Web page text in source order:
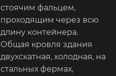
стоячим фальцем,
проходящим через всю
длину контейнера.
Общая кровля здания
двухскатная, холодная, на
стальных фермах,